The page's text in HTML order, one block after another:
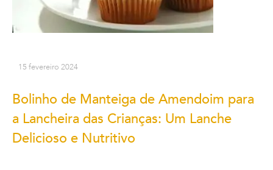
15 fevereiro 2024
Bolinho de Manteiga de Amendoim para
a Lancheira das Crianças: Um Lanche
Delicioso e Nutritivo